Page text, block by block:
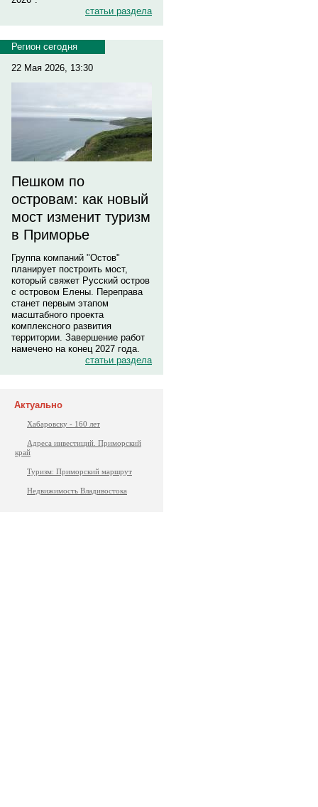
статьи раздела
Регион сегодня
22 Мая 2026, 13:30
Пешком по
островам: как новый
мост изменит туризм
в Приморье
Группа компаний "Остов"
планирует построить мост,
который свяжет Русский остров
с островом Елены. Переправа
станет первым этапом
масштабного проекта
комплексного развития
территории. Завершение работ
намечено на конец 2027 года.
статьи раздела
Актуально
Хабаровску - 160 лет
Адреса инвестиций. Приморский
край
Туризм: Приморский маршрут
Недвижимость Владивостока